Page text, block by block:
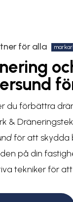
för alla
du förbättra
&
för att skydda
på din
tekniker för